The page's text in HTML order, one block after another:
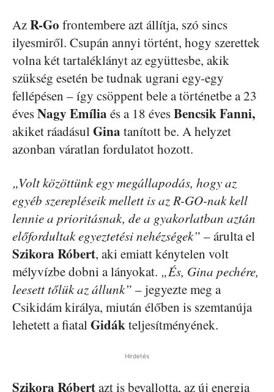
AzR-Go frontembere azt állítja, szó sincs
ilyesmiről. Csupán annyi történt, hogy szerettek
volna két tartaléklányt az együttesbe, akik
szükség esetén be tudnak ugrani egy-egy
fellépésen – így csöppent bele a történetbe a 23
évesNagy Emília és a 18 évesBencsik Fanni,
akiket ráadásulGina tanított be. A helyzet
azonban váratlan fordulatot hozott.
„Volt közöttünk egy megállapodás, hogy az
egyéb szerepléseik mellett is az R-GO-nak kell
lennie a prioritásnak, de a gyakorlatban aztán
előfordultak egyeztetési nehézségek” – árulta el
Szikora Róbert, aki emiatt kénytelen volt
mélyvízbe dobni a lányokat. „És, Gina pechére,
leesett tőlük az állunk” – jegyezte meg a
Csikidám királya, miután élőben is szemtanúja
lehetett a fiatalGidákteljesítményének.
Hirdetés
Szikora Róbertazt is bevallotta, az új energia